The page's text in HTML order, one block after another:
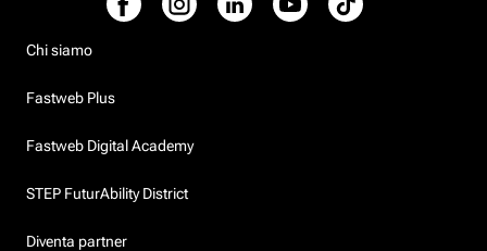
Chi siamo
Fastweb Plus
Fastweb Digital Academy
STEP FuturAbility District
Diventa partner